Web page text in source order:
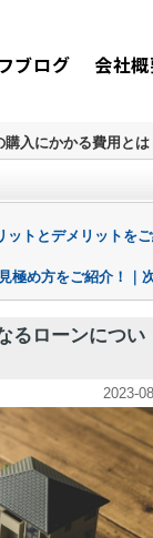
ブログ 会社
購入にかかる費用と
トとデメリットを
極め方をご紹介！｜
るローンについ
2023-